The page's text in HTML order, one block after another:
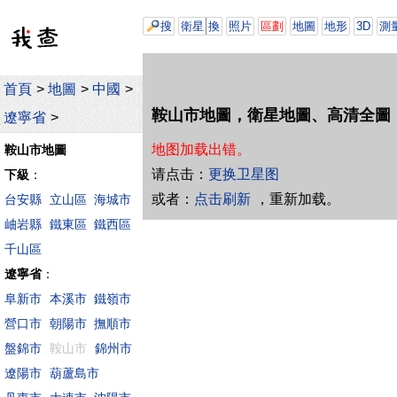
首頁 > 地圖 > 中國 >
遼寧省 >
鞍山市地圖
下級 ：
台安縣
立山區 海城市
岫岩縣 鐵東區 鐵西區
千山區
遼寧省：
阜新市 本溪市 鐵嶺市
營口市 朝陽市 撫順市
盤錦市 鞍山市
錦州市
遼陽市 葫蘆島市
搜 衛星 換 照片 區劃 地圖 地形 3D 測
鞍山市地圖，衛星地圖、高清全圖
地图加载出错。
请点击： 更换卫星图
或者： 点击刷新 ，重新加载。